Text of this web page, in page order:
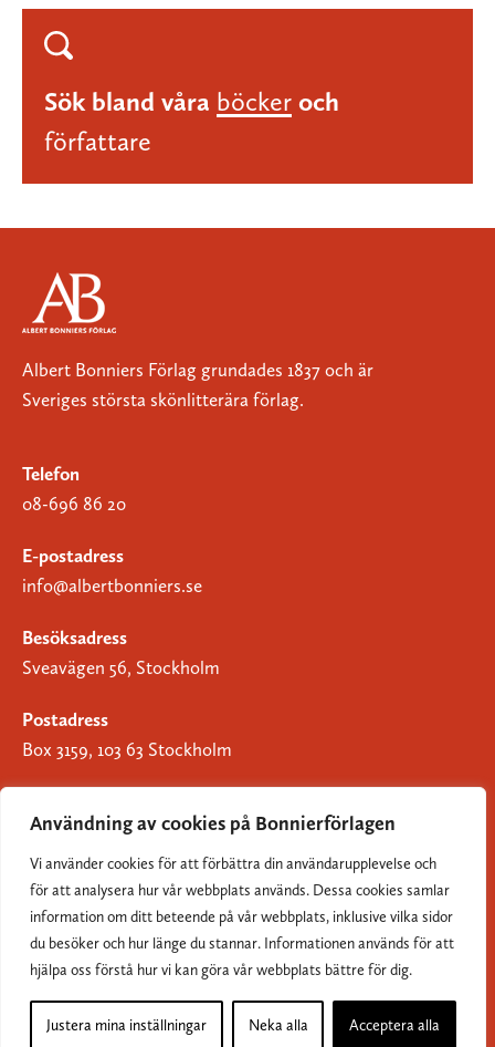
Användning av cookies på Bonnierförlagen
Vi använder cookies för att förbättra din användarupplevelse och
för att analysera hur vår webbplats används. Dessa cookies samlar
information om ditt beteende på vår webbplats, inklusive vilka sidor
du besöker och hur länge du stannar. Informationen används för att
hjälpa oss förstå hur vi kan göra vår webbplats bättre för dig.
Justera mina inställningar Neka alla Acceptera alla
Sök bland våra böcker och
författare
Albert Bonniers Förlag grundades 1837 och är
Sveriges största skönlitterära förlag.
Telefon
08-696 86 20
E-postadress
info@albertbonniers.se
Besöksadress
Sveavägen 56, Stockholm
Postadress
Box 3159, 103 63 Stockholm
Om Bonnierförlagen
Cookies
Integritetspolicy